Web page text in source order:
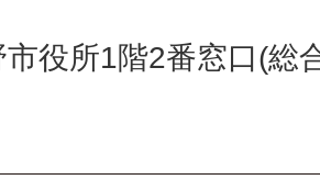
市役所1階2番窓口(総